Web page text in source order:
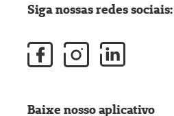
Siga nossas redes sociais:
Baixe nosso aplicativo